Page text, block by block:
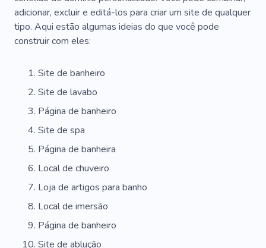
adicionar, excluir e editá-los para criar um site de qualquer
tipo. Aqui estão algumas ideias do que você pode
construir com eles:
Site de banheiro
Site de lavabo
Página de banheiro
Site de spa
Página de banheira
Local de chuveiro
Loja de artigos para banho
Local de imersão
Página de banheiro
Site de ablução